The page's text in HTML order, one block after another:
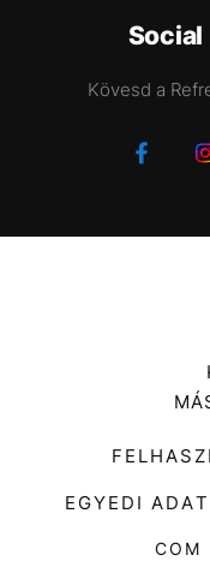
Social
Kövesd a
EGYEDI
COM